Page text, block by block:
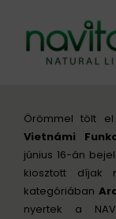
Örömmel tölt
Vietnámi
június 16-án
kiosztott díjak
kategóriában
nyertek a
navigation